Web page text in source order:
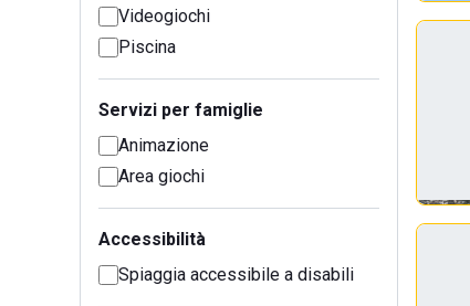
Videogiochi
Piscina
Servizi per famiglie
Animazione
Area giochi
Accessibilità
Spiaggia accessibile a disabili